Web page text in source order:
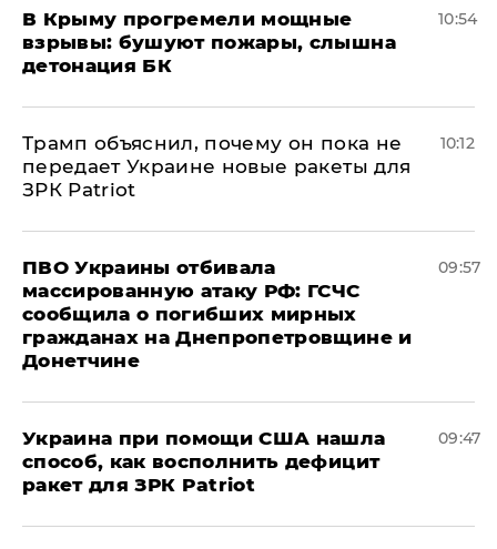
В Крыму прогремели мощные
взрывы: бушуют пожары, слышна
детонация БК
10:54
Трамп объяснил, почему он пока не
передает Украине новые ракеты для
ЗРК Patriot
10:12
ПВО Украины отбивала
массированную атаку РФ: ГСЧС
сообщила о погибших мирных
гражданах на Днепропетровщине и
Донетчине
09:57
Украина при помощи США нашла
способ, как восполнить дефицит
ракет для ЗРК Patriot
09:47